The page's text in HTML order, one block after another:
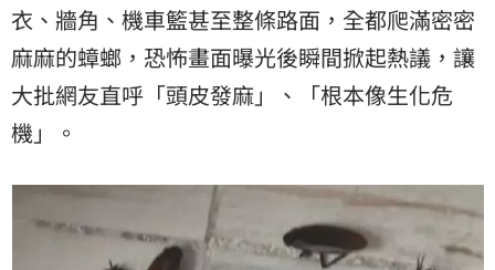
衣、牆角、機車籃甚至整條路面，全都爬滿密密
麻麻的蟑螂，恐怖畫面曝光後瞬間掀起熱議，讓
大批網友直呼「頭皮發麻」、「根本像生化危
機」。